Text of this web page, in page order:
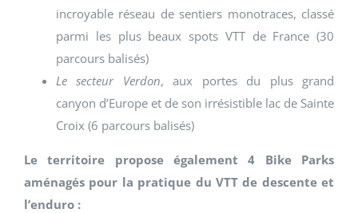
incroyable réseau de sentiers monotraces, classé
parmi les plus beaux spots VTT de France (30
parcours balisés)
Le secteur Verdon, aux portes du plus grand
canyon d’Europe et de son irrésistible lac de Sainte
Croix (6 parcours balisés)
Le territoire propose également 4 Bike Parks
aménagés pour la pratique du VTT de descente et
l’enduro :